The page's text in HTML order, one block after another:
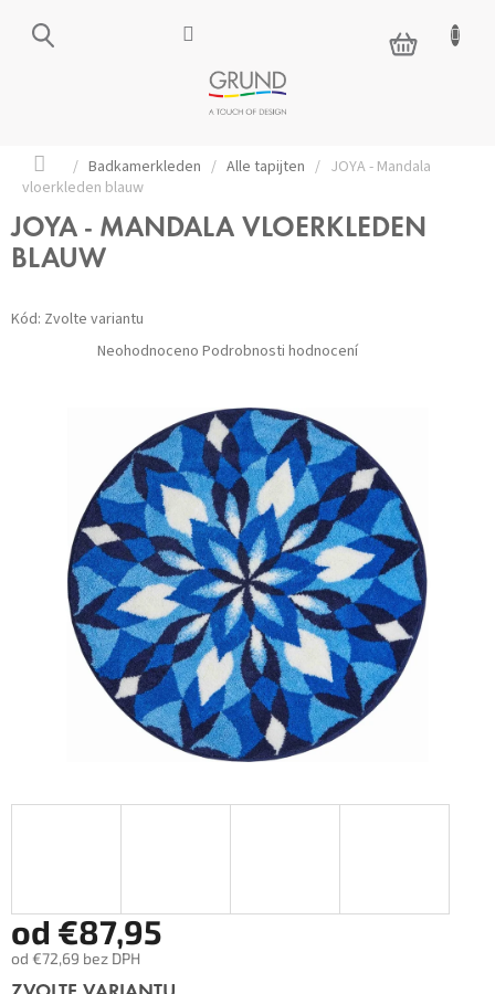
NÁKUPNÍ
KOŠÍK
Domů
/ Badkamerkleden / Alle tapijten / JOYA - Mandala
vloerkleden blauw
JOYA - MANDALA VLOERKLEDEN
BLAUW
Kód: Zvolte variantu
Průměrné
hodnocení
hvězdiček.
Neohodnoceno Podrobnosti hodnocení
od €87,95
od €72,69 bez DPH
Měrná